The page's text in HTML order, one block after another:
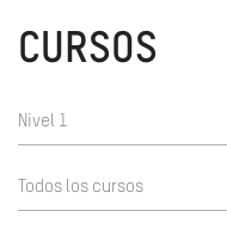
CURSOS
Nivel 1
Todos los cursos